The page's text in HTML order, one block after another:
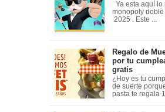
Ya esta aquí lo
monopoly
2025 . Este ...
Regalo de
por tu
gratis
¿Hoy es tu
de suerte
pasta te regala 1